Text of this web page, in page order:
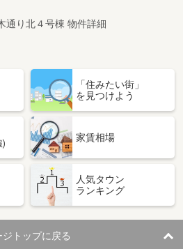
通り北４号棟 物件詳細
「住みたい街」
を見つけよう
)
家賃相場
人気タウン
ランキング
ジトップに戻る